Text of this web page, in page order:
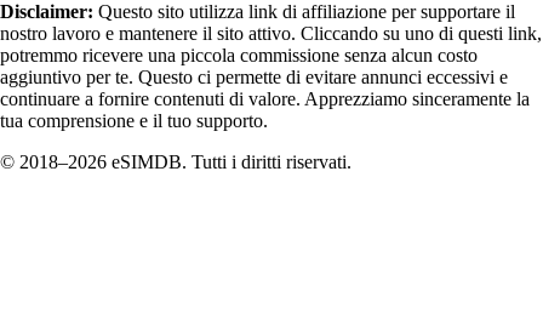
Disclaimer: Questo sito utilizza link di affiliazione per supportare il
nostro lavoro e mantenere il sito attivo. Cliccando su uno di questi link,
potremmo ricevere una piccola commissione senza alcun costo
aggiuntivo per te. Questo ci permette di evitare annunci eccessivi e
continuare a fornire contenuti di valore. Apprezziamo sinceramente la
tua comprensione e il tuo supporto.
© 2018–2026 eSIMDB. Tutti i diritti riservati.